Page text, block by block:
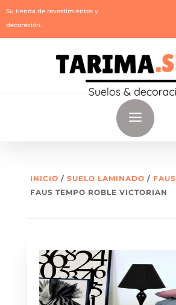
Su tienda de revestimientos y
decoración.
a
INICIO / SUELO LAMINADO / FAUS
FAUS TEMPO ROBLE VICTORIAN